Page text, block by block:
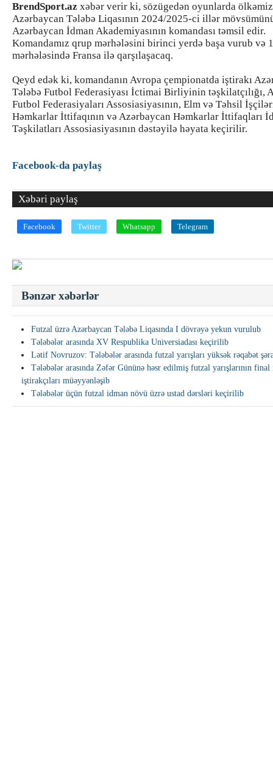
BrendSport.az xəbər verir ki, sözügedən oyunlarda
Azərbaycan Tələbə Liqasının 2024/2025-ci illər
Azərbaycan İdman Akademiyasının komandası təmsil edir.
Komandamız qrup mərhələsini birinci yerdə başa vurub və
mərhələsində Fransa ilə qarşılaşacaq.
Qeyd edək ki, komandanın Avropa çempionatda iştirakı
Tələbə Futbol Federasiyası İctimai Birliyinin təşkilatçılığı,
Futbol Federasiyaları Assosiasiyasının, Elm və Təhsil
Həmkarlar İttifaqının və Azərbaycan Həmkarlar İttifaqları
Təşkilatları Assosiasiyasının dəstəyilə həyata keçirilir.
Facebook-da paylaş
Xəbəri paylaş
Facebook Twitter Whatsapp Telegram
Bənzər xəbərlər
Futzal üzrə Azərbaycan Tələbə Liqasında I dövrəyə yekun vurulub
Tələbələr arasında XV Respublika Universiadası keçirilib
Lətif Novruzov: Tələbələr arasında futzal yarışları yüksək rəqabət
Tələbələr arasında Zəfər Gününə həsr edilmiş futzal yarışlarının
iştirakçıları müəyyənləşib
Tələbələr üçün futzal idman növü üzrə ustad dərsləri keçirilib